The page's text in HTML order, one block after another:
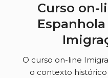
Curso on-
O curso on-line
o contexto